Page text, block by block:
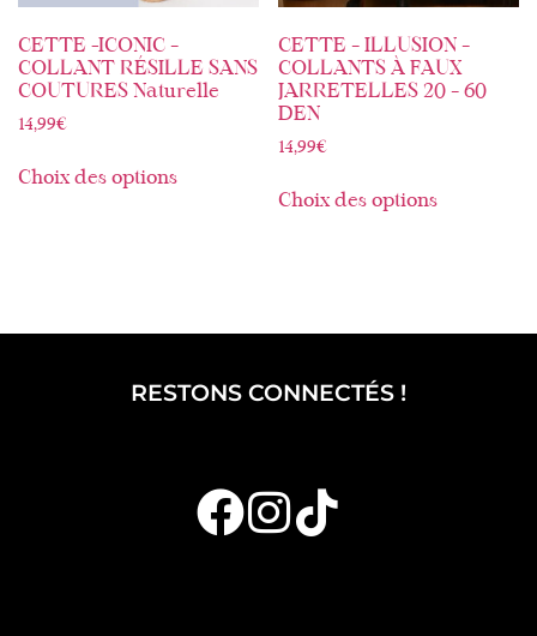
CETTE -ICONIC –
COLLANT RÉSILLE SANS
COUTURES Naturelle
14,99€
Choix des options
CETTE – ILLUSION –
COLLANTS À FAUX
JARRETELLES 20 – 60
DEN
14,99€
Choix des options
RESTONS CONNECTÉS !